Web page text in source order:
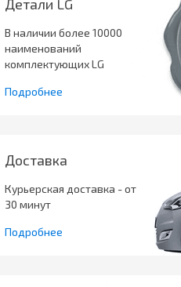
Детали LG
В наличии более 10000
наименований
комплектующих LG
Подробнее
Доставка
Курьерская доставка - от
30 минут
Подробнее